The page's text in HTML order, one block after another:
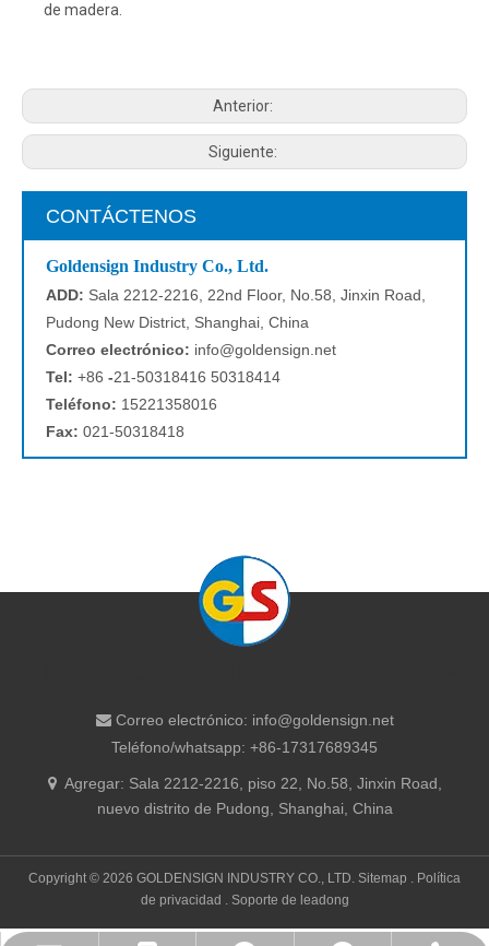
de madera.
Anterior:
Siguiente:
CONTÁCTENOS
Goldensign Industry Co., Ltd.
ADD: Sala 2212-2216, 22nd Floor, No.58, Jinxin Road,
Pudong New District, Shanghai, China
Correo electrónico: info@goldensign.net
Tel: +86 -21-50318416 50318414
Teléfono: 15221358016
Fax: 021-50318418
Correo electrónico: info@goldensign.net
Teléfono/whatsapp: +86-17317689345
Agregar: ​Sala 2212-2216, piso 22, No.58, Jinxin Road,
nuevo distrito de Pudong, Shanghai, China
Copyright © 2026 GOLDENSIGN INDUSTRY CO., LTD. Sitemap . Política
de privacidad . Soporte de leadong